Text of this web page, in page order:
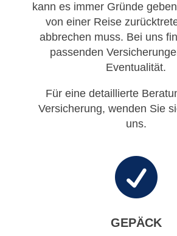
kann es immer Gründe
von einer Reise
abbrechen muss. Bei uns
passenden
Eventualität.
Für eine detaillierte
Versicherung, wenden Sie
uns.

GEPÄCK